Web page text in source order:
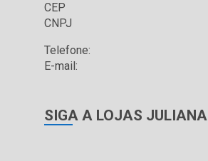
CEP
CNPJ
Telefone:
E-mail:
SIGA A LOJAS JULIANA